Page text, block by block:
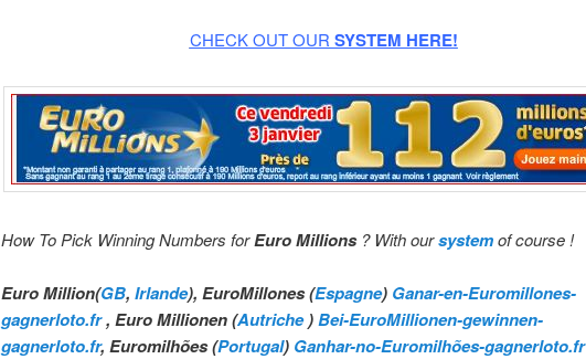
CHECK OUT OUR SYSTEM HERE!
How To Pick WinningNumbers forEuroMillions? With oursystemof course !
Euro Million(GB, Irlande), EuroMillones (Espagne) Ganar-en-Euromillones-
gagnerloto.fr, Euro Millionen (Autriche)Bei-EuroMillionen-gewinnen-
gagnerloto.fr, Euromilhões (Portugal) Ganhar-no-Euromilhões-gagnerloto.fr